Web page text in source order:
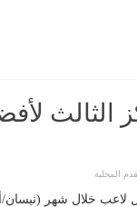
الثالث
المحلية
لاعب خلال شهر (نيسان/